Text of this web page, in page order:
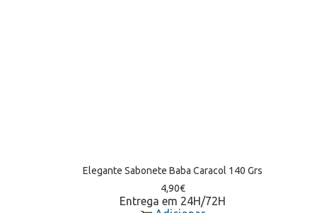
Elegante Sabonete Baba Caracol 140 Grs
4,90€
Entrega em 24H/72H